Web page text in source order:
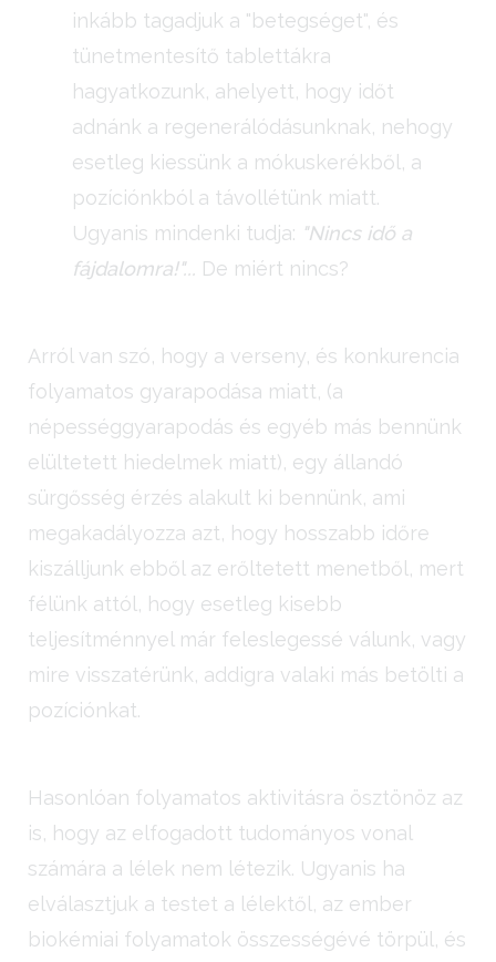
inkább tagadjuk a "betegséget", és
tünetmentesítő tablettákra
hagyatkozunk, ahelyett, hogy időt
adnánk a regenerálódásunknak, nehogy
esetleg kiessünk a mókuskerékből, a
pozíciónkból a távollétünk miatt.
Ugyanis mindenki tudja: "Nincs idő a
fájdalomra!"... De miért nincs?
Arról van szó, hogy a verseny, és konkurencia
folyamatos gyarapodása miatt, (a
népességgyarapodás és egyéb más bennünk
elültetett hiedelmek miatt), egy állandó
sürgősség érzés alakult ki bennünk, ami
megakadályozza azt, hogy hosszabb időre
kiszálljunk ebből az erőltetett menetből, mert
félünk attól, hogy esetleg kisebb
teljesítménnyel már feleslegessé válunk, vagy
mire visszatérünk, addigra valaki más betölti a
pozíciónkat.
Hasonlóan folyamatos aktivitásra ösztönöz az
is, hogy az elfogadott tudományos vonal
számára a lélek nem létezik. Ugyanis ha
elválasztjuk a testet a lélektől, az ember
biokémiai folyamatok összességévé törpül, és